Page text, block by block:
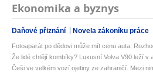
Ekonomika a byznys
Daňové přiznání Novela zákoníku práce
Fotoaparát po dědovi může mít cenu auta.
Že lidé chtějí kombíky? Luxusní Volva V90 leží v
Češi ve velkém vozí ojetiny ze zahraničí. Mezi